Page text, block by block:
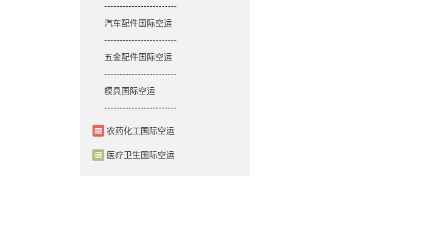
------------------------
汽车配件国际空运
------------------------
五金配件国际空运
------------------------
模具国际空运
------------------------
农药化工国际空运
医疗卫生国际空运